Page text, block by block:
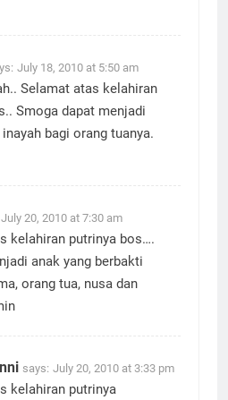
July 18, 2010 at 5:50 am
Selamat atas kelahiran
Smoga dapat menjadi
bagi orang tuanya.
July 20, 2010 at 7:30 am
kelahiran putrinya bos….
anak yang berbakti
orang tua, nusa dan
says: July 20, 2010 at 3:33 pm
kelahiran putrinya